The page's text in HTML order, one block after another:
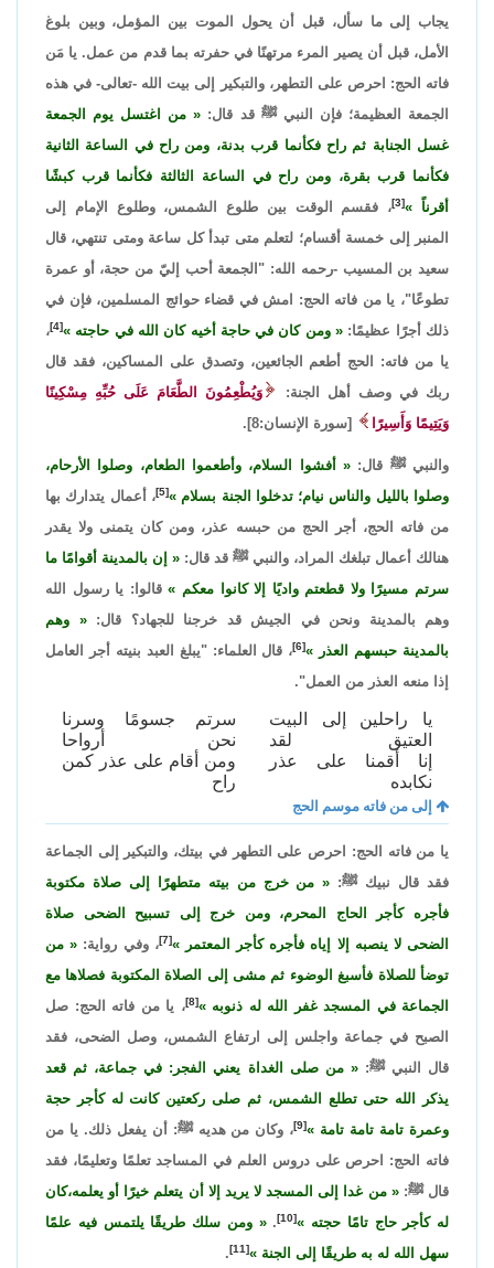
يجاب إلى ما سأل، قبل أن يحول الموت بين المؤمل، وبين بلوغ
الأمل، قبل أن يصير المرء مرتهنًا في حفرته بما قدم من عمل. يا مَن
فاته الحج: احرص على التطهر، والتبكير إلى بيت الله -تعالى- في هذه
الجمعة العظيمة؛ فإن النبي ﷺ قد قال:
من اغتسل يوم الجمعة
غسل الجنابة ثم راح فكأنما قرب بدنة، ومن راح في الساعة الثانية
فكأنما قرب بقرة، ومن راح في الساعة الثالثة فكأنما قرب كبشًا
أقرناً
[3]
، فقسم الوقت بين طلوع الشمس، وطلوع الإمام إلى
المنبر إلى خمسة أقسام؛ لتعلم متى تبدأ كل ساعة ومتى تنتهي، قال
سعيد بن المسيب -رحمه الله: "الجمعة أحب إليّ من حجة، أو عمرة
تطوعًا"، يا من فاته الحج: امش في قضاء حوائج المسلمين، فإن في
ذلك أجرًا عظيمًا:
ومن كان في حاجة أخيه كان الله في حاجته [4]
،
يا من فاته: الحج أطعم الجائعين، وتصدق على المساكين، فقد قال
ربك في وصف أهل الجنة:
وَيُطْعِمُونَ الطَّعَامَ عَلَى حُبِّهِ مِسْكِينًا
وَيَتِيمًا وَأَسِيرًا
[سورة الإنسان:8].
والنبي ﷺ قال:
أفشوا السلام، وأطعموا الطعام، وصلوا الأرحام،
وصلوا بالليل والناس نيام؛ تدخلوا الجنة بسلام
[5]
، أعمال يتدارك بها
من فاته الحج، أجر الحج من حبسه عذر، ومن كان يتمنى ولا يقدر
هنالك أعمال تبلغك المراد، والنبي ﷺ قد قال:
إن بالمدينة أقوامًا ما
سرتم مسيرًا ولا قطعتم واديًا إلا كانوا معكم
قالوا: يا رسول الله
وهم بالمدينة ونحن في الجيش قد خرجنا للجهاد؟ قال:
وهم
بالمدينة حبسهم العذر
[6]
، قال العلماء: "يبلغ العبد بنيته أجر العامل
إذا منعه العذر من العمل".
يا راحلين إلى البيت
العتيق لقد
سرتم جسومًا وسرنا
نحن أرواحا
إنا أقمنا على عذر
نكابده
ومن أقام على عذر كمن
راح
إلى من فاته موسم الحج
يا من فاته الحج: احرص على التطهر في بيتك، والتبكير إلى الجماعة
فقد قال نبيك ﷺ:
من خرج من بيته متطهرًا إلى صلاة مكتوبة
فأجره كأجر الحاج المحرم، ومن خرج إلى تسبيح الضحى صلاة
الضحى لا ينصبه إلا إياه فأجره كأجر المعتمر
[7] ، وفي رواية:
من
توضأ للصلاة فأسبغ الوضوء ثم مشى إلى الصلاة المكتوبة فصلاها مع
الجماعة في المسجد غفر الله له ذنوبه
[8]
، يا من فاته الحج: صل
الصبح في جماعة واجلس إلى ارتفاع الشمس، وصل الضحى، فقد
قال النبي ﷺ:
من صلى الغداة يعني الفجر: في جماعة، ثم قعد
يذكر الله حتى تطلع الشمس، ثم صلى ركعتين كانت له كأجر حجة
وعمرة تامة تامة تامة
[9]
، وكان من هديه ﷺ: أن يفعل ذلك. يا من
فاته الحج: احرص على دروس العلم في المساجد تعلمًا وتعليمًا، فقد
قال ﷺ:
من غدا إلى المسجد لا يريد إلا أن يتعلم خيرًا أو يعلمه،كان
له كأجر حاج تامًا حجته
[10]
.
ومن سلك طريقًا يلتمس فيه علمًا
سهل الله له به طريقًا إلى الجنة
[11]
.